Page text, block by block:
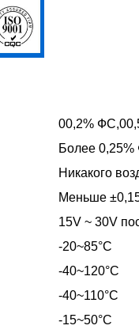
00,2%
Более 0,25%
Никакого
Меньше
15V ~ 30V
-20~85°C
-40~120°C
-40~110°C
-15~50°C